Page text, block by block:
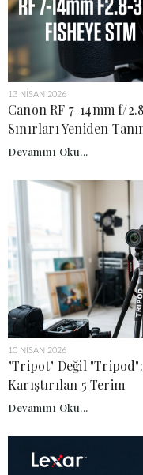
13 NISAN 2026
Canon RF 7-14mm f/
Sınırları Yeniden
Devamını Oku...
10 NISAN 2026
"Tripot" Değil
Karıştırılan 5 Terim
Devamını Oku...